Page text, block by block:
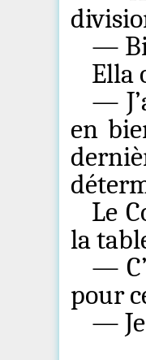
—
Ella
—
en
Le
la
—
pour
—